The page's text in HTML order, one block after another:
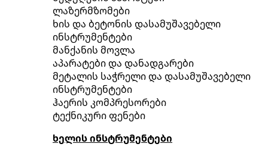
ლაზერმზომები
ხის და ბეტონის დასამუშავებელი
ინსტრუმენტები
მანქანის მოვლა
აპარატები და დანადგარები
მეტალის საჭრელი და დასამუშავებელი
ინსტრუმენტები
ჰაერის კომპრესორები
ტექნიკური ფენები
ხელის ინსტრუმენტები